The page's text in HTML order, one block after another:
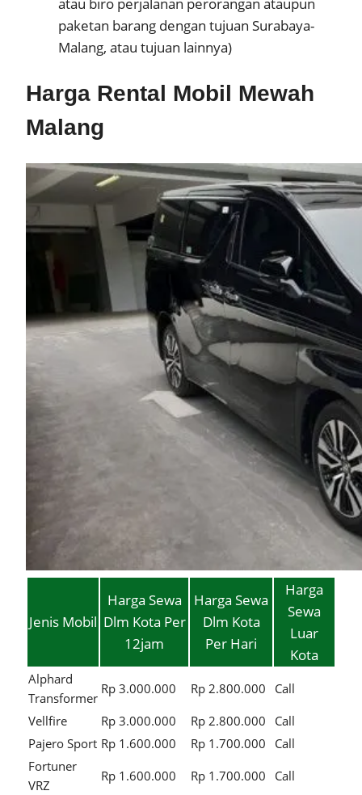
paketan barang dengan tujuan Surabaya-
Malang, atau tujuan lainnya)
Harga Rental Mobil Mewah
Malang
Jenis Mobil
Harga Sewa
Dlm Kota Per
12jam
Harga Sewa
Dlm Kota
Per Hari
Harga
Sewa
Luar
Kota
Alphard
Transformer
Rp 3.000.000 Rp 2.800.000
Call
Vellfire
Rp 3.000.000 Rp 2.800.000
Call
Pajero Sport Rp 1.600.000 Rp 1.700.000
Call
Fortuner
VRZ
Rp 1.600.000 Rp 1.700.000
Call